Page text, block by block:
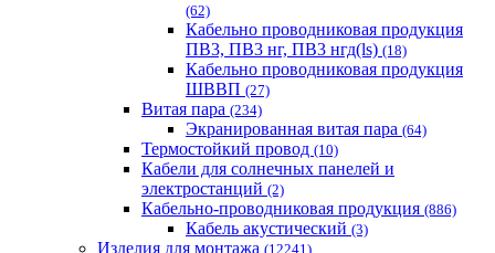
(62)
Кабельно проводниковая продукция
ПВ3, ПВ3 нг, ПВ3 нгд(ls) (18)
Кабельно проводниковая продукция
ШВВП (27)
Витая пара (234)
Экранированная витая пара (64)
Термостойкий провод (10)
Кабели для солнечных панелей и
электростанций (2)
Кабельно-проводниковая продукция (886)
Кабель акустический (3)
Изделия для монтажа (12241)